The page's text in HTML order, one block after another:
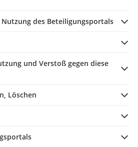
des Beteiligungsportals
und Verstoß gegen diese
Löschen